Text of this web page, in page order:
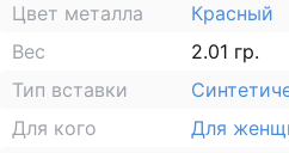
Цвет металла
Красный
Вес
2.01 гр.
Тип вставки
Для кого
Для